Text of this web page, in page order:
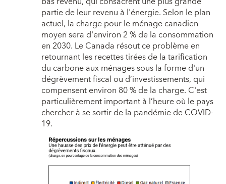
partie de leur revenu à l'énergie. Selon le plan
actuel, la charge pour le ménage canadien
moyen sera d'environ 2 % de la consommation
en 2030. Le Canada résout ce problème en
retournant les recettes tirées de la tarification
du carbone aux ménages sous la forme d'un
dégrèvement fiscal ou d’investissements, qui
compensent environ 80 % de la charge. C'est
particulièrement important à l’heure où le pays
chercher à se sortir de la pandémie de COVID-
19.